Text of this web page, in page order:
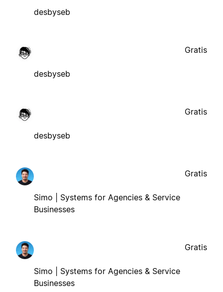
desbyseb
desbyseb
Gratis
desbyseb
Gratis
Simo | Systems for Agencies & Service
Businesses
Gratis
Simo | Systems for Agencies & Service
Businesses
Gratis